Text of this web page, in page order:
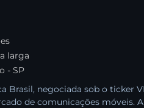
larga
- SP
Brasil, negociada sob o ticker
de comunicações móveis.